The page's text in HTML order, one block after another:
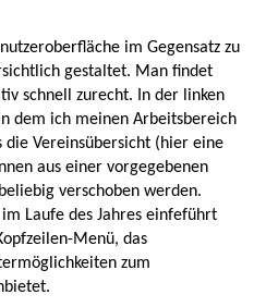
im Gegensatz zu
gestaltet. Man findet
schnell zurecht. In der linken
dem ich meinen Arbeitsbereich
Vereinsübersicht (hier eine
aus einer vorgegebenen
verschoben werden.
Laufe des Jahres einfeführt
Menü, das
zum